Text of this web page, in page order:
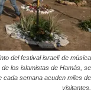
del festival israelí de música
los islamistas de Hamás, se
cada semana acuden miles de
visitantes.